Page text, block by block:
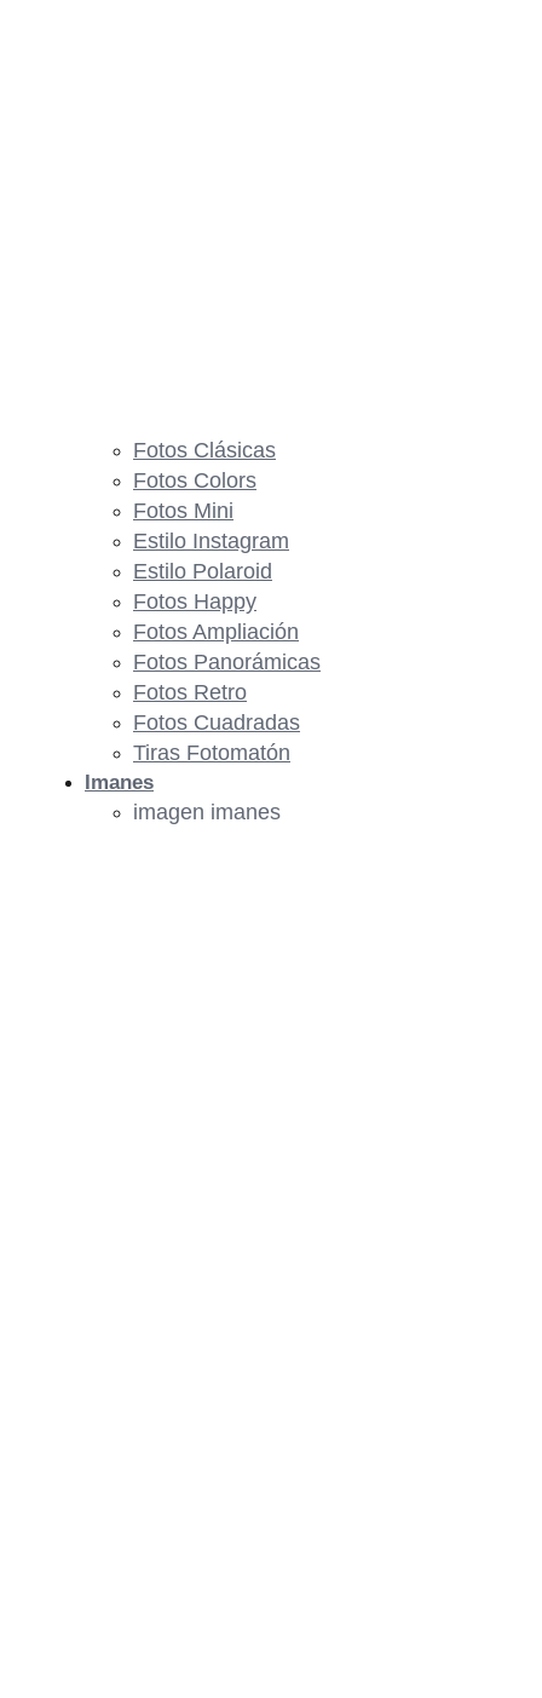
Fotos Clásicas
Fotos Colors
Fotos Mini
Estilo Instagram
Estilo Polaroid
Fotos Happy
Fotos Ampliación
Fotos Panorámicas
Fotos Retro
Fotos Cuadradas
Tiras Fotomatón
Imanes
imagen imanes